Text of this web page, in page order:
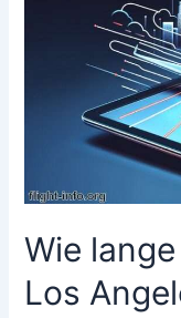
Formentera?
Wie
Los